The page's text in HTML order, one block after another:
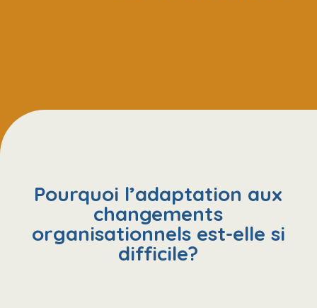
Pourquoi l’adaptation aux
changements
organisationnels est-elle si
difficile?